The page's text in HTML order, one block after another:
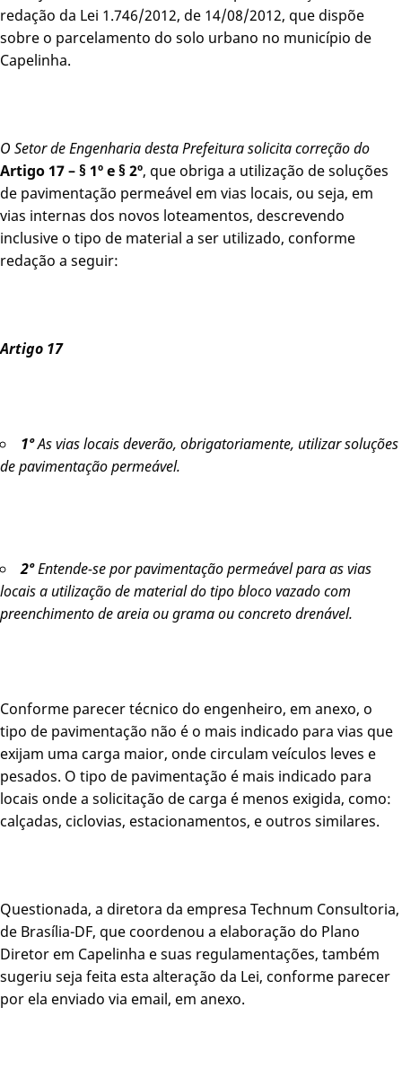
redação da Lei 1.746/2012, de 14/08/2012, que dispõe
sobre o parcelamento do solo urbano no município de
Capelinha.
O Setor de Engenharia desta Prefeitura solicita correção do
Artigo 17 –§ 1º e § 2º, que obriga a utilização de soluções
de pavimentação permeável em vias locais, ou seja, em
vias internas dos novos loteamentos, descrevendo
inclusive o tipo de material a ser utilizado, conforme
redação a seguir:
Artigo 17
1ºAs vias locais deverão, obrigatoriamente, utilizar soluções
de pavimentaçãopermeável.
2ºEntende-se por pavimentação permeável para as vias
locais a utilização de material do tipo bloco vazado com
preenchimento de areia ou grama ou concreto drenável.
Conforme parecer técnico do engenheiro, em anexo, o
tipo de pavimentação não é o mais indicado para vias que
exijam uma carga maior, onde circulam veículos leves e
pesados. O tipo de pavimentação é mais indicado para
locais onde a solicitação de carga é menos exigida, como:
calçadas, ciclovias, estacionamentos, e outros similares.
Questionada, a diretora da empresa Technum Consultoria,
de Brasília-DF, que coordenou a elaboração do Plano
Diretor em Capelinha e suas regulamentações, também
sugeriu seja feita esta alteração da Lei, conforme parecer
por ela enviado via email, em anexo.